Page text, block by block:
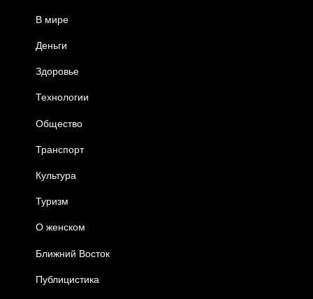
В мире
Деньги
Здоровье
Технологии
Общество
Транспорт
Культура
Туризм
О женском
Ближний Восток
Публицистика